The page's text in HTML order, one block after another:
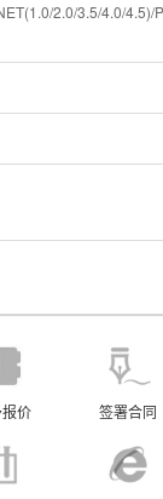
2.0/3.5/4.0/4.5)/
价 签署合同